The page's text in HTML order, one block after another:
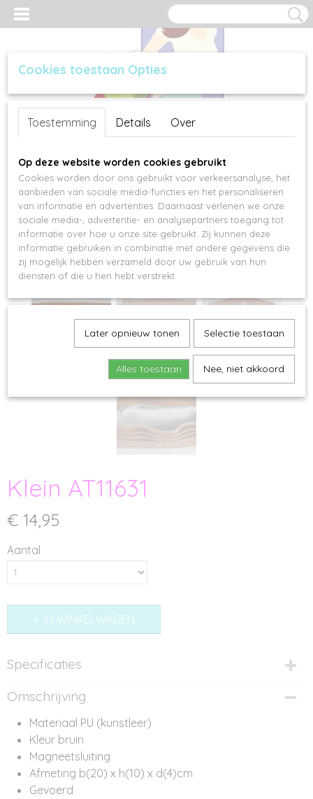
Inloggen Registreren
Klein AT11631
€ 14,95
Aantal
IN WINKELWAGEN
Specificaties
Productcode
AT11631
Omschrijving
Materiaal PU (kunstleer)
Kleur bruin
Magneetsluiting
Afmeting b(20) x h(10) x d(4)cm
Gevoerd
Cookies toestaan Opties
Toestemming Details Over
Op deze website worden cookies gebruikt
Cookies worden door ons gebruikt voor verkeersanalyse, het
aanbieden van sociale media-functies en het personaliseren
van informatie en advertenties. Daarnaast verlenen we onze
sociale media-, advertentie- en analysepartners toegang tot
informatie over hoe u onze site gebruikt. Zij kunnen deze
informatie gebruiken in combinatie met andere gegevens die
zij mogelijk hebben verzameld door uw gebruik van hun
diensten of die u hen hebt verstrekt.
Later opnieuw tonen Selectie toestaan
Alles toestaan Nee, niet akkoord